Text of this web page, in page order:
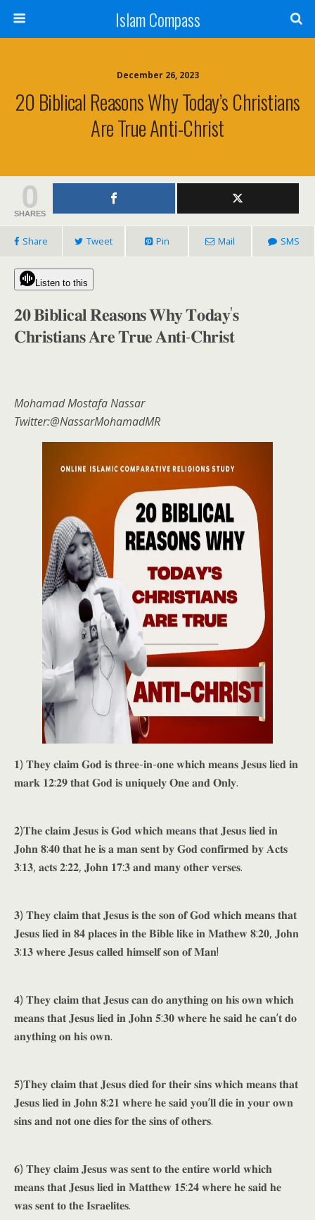
Islam Compass
December 26, 2023
20 Biblical Reasons Why Today’s Christians
Are True Anti-Christ
0
SHARES
Share Tweet Pin Mail SMS
Listen to this
𝟐𝟎 𝐁𝐢𝐛𝐥𝐢𝐜𝐚𝐥 𝐑𝐞𝐚𝐬𝐨𝐧𝐬 𝐖𝐡𝐲 𝐓𝐨𝐝𝐚𝐲’𝐬
𝐂𝐡𝐫𝐢𝐬𝐭𝐢𝐚𝐧𝐬 𝐀𝐫𝐞 𝐓𝐫𝐮𝐞 𝐀𝐧𝐭𝐢-𝐂𝐡𝐫𝐢𝐬𝐭
Mohamad Mostafa Nassar
Twitter:@NassarMohamadMR
𝟏) 𝐓𝐡𝐞𝐲 𝐜𝐥𝐚𝐢𝐦 𝐆𝐨𝐝 𝐢𝐬 𝐭𝐡𝐫𝐞𝐞-𝐢𝐧-𝐨𝐧𝐞 𝐰𝐡𝐢𝐜𝐡 𝐦𝐞𝐚𝐧𝐬 𝐉𝐞𝐬𝐮𝐬 𝐥𝐢𝐞𝐝 𝐢𝐧
𝐦𝐚𝐫𝐤 𝟏𝟐:𝟐𝟗 𝐭𝐡𝐚𝐭 𝐆𝐨𝐝 𝐢𝐬 𝐮𝐧𝐢𝐪𝐮𝐞𝐥𝐲 𝐎𝐧𝐞 𝐚𝐧𝐝 𝐎𝐧𝐥𝐲.
𝟐)𝐓𝐡𝐞 𝐜𝐥𝐚𝐢𝐦 𝐉𝐞𝐬𝐮𝐬 𝐢𝐬 𝐆𝐨𝐝 𝐰𝐡𝐢𝐜𝐡 𝐦𝐞𝐚𝐧𝐬 𝐭𝐡𝐚𝐭 𝐉𝐞𝐬𝐮𝐬 𝐥𝐢𝐞𝐝 𝐢𝐧
𝐉𝐨𝐡𝐧 𝟖:𝟒𝟎 𝐭𝐡𝐚𝐭 𝐡𝐞 𝐢𝐬 𝐚 𝐦𝐚𝐧 𝐬𝐞𝐧𝐭 𝐛𝐲 𝐆𝐨𝐝 𝐜𝐨𝐧𝐟𝐢𝐫𝐦𝐞𝐝 𝐛𝐲 𝐀𝐜𝐭𝐬
𝟑:𝟏𝟑, 𝐚𝐜𝐭𝐬 𝟐:𝟐𝟐, 𝐉𝐨𝐡𝐧 𝟏𝟕:𝟑 𝐚𝐧𝐝 𝐦𝐚𝐧𝐲 𝐨𝐭𝐡𝐞𝐫 𝐯𝐞𝐫𝐬𝐞𝐬.
𝟑) 𝐓𝐡𝐞𝐲 𝐜𝐥𝐚𝐢𝐦 𝐭𝐡𝐚𝐭 𝐉𝐞𝐬𝐮𝐬 𝐢𝐬 𝐭𝐡𝐞 𝐬𝐨𝐧 𝐨𝐟 𝐆𝐨𝐝 𝐰𝐡𝐢𝐜𝐡 𝐦𝐞𝐚𝐧𝐬 𝐭𝐡𝐚𝐭
𝐉𝐞𝐬𝐮𝐬 𝐥𝐢𝐞𝐝 𝐢𝐧 𝟖𝟒 𝐩𝐥𝐚𝐜𝐞𝐬 𝐢𝐧 𝐭𝐡𝐞 𝐁𝐢𝐛𝐥𝐞 𝐥𝐢𝐤𝐞 𝐢𝐧 𝐌𝐚𝐭𝐡𝐞𝐰 𝟖:𝟐𝟎, 𝐉𝐨𝐡𝐧
𝟑:𝟏𝟑 𝐰𝐡𝐞𝐫𝐞 𝐉𝐞𝐬𝐮𝐬 𝐜𝐚𝐥𝐥𝐞𝐝 𝐡𝐢𝐦𝐬𝐞𝐥𝐟 𝐬𝐨𝐧 𝐨𝐟 𝐌𝐚𝐧!
𝟒) 𝐓𝐡𝐞𝐲 𝐜𝐥𝐚𝐢𝐦 𝐭𝐡𝐚𝐭 𝐉𝐞𝐬𝐮𝐬 𝐜𝐚𝐧 𝐝𝐨 𝐚𝐧𝐲𝐭𝐡𝐢𝐧𝐠 𝐨𝐧 𝐡𝐢𝐬 𝐨𝐰𝐧 𝐰𝐡𝐢𝐜𝐡
𝐦𝐞𝐚𝐧𝐬 𝐭𝐡𝐚𝐭 𝐉𝐞𝐬𝐮𝐬 𝐥𝐢𝐞𝐝 𝐢𝐧 𝐉𝐨𝐡𝐧 𝟓:𝟑𝟎 𝐰𝐡𝐞𝐫𝐞 𝐡𝐞 𝐬𝐚𝐢𝐝 𝐡𝐞 𝐜𝐚𝐧’𝐭 𝐝𝐨
𝐚𝐧𝐲𝐭𝐡𝐢𝐧𝐠 𝐨𝐧 𝐡𝐢𝐬 𝐨𝐰𝐧.
𝟓)𝐓𝐡𝐞𝐲 𝐜𝐥𝐚𝐢𝐦 𝐭𝐡𝐚𝐭 𝐉𝐞𝐬𝐮𝐬 𝐝𝐢𝐞𝐝 𝐟𝐨𝐫 𝐭𝐡𝐞𝐢𝐫 𝐬𝐢𝐧𝐬 𝐰𝐡𝐢𝐜𝐡 𝐦𝐞𝐚𝐧𝐬 𝐭𝐡𝐚𝐭
𝐉𝐞𝐬𝐮𝐬 𝐥𝐢𝐞𝐝 𝐢𝐧 𝐉𝐨𝐡𝐧 𝟖:𝟐𝟏 𝐰𝐡𝐞𝐫𝐞 𝐡𝐞 𝐬𝐚𝐢𝐝 𝐲𝐨𝐮’𝐥𝐥 𝐝𝐢𝐞 𝐢𝐧 𝐲𝐨𝐮𝐫 𝐨𝐰𝐧
𝐬𝐢𝐧𝐬 𝐚𝐧𝐝 𝐧𝐨𝐭 𝐨𝐧𝐞 𝐝𝐢𝐞𝐬 𝐟𝐨𝐫 𝐭𝐡𝐞 𝐬𝐢𝐧𝐬 𝐨𝐟 𝐨𝐭𝐡𝐞𝐫𝐬.
𝟔) 𝐓𝐡𝐞𝐲 𝐜𝐥𝐚𝐢𝐦 𝐉𝐞𝐬𝐮𝐬 𝐰𝐚𝐬 𝐬𝐞𝐧𝐭 𝐭𝐨 𝐭𝐡𝐞 𝐞𝐧𝐭𝐢𝐫𝐞 𝐰𝐨𝐫𝐥𝐝 𝐰𝐡𝐢𝐜𝐡
𝐦𝐞𝐚𝐧𝐬 𝐭𝐡𝐚𝐭 𝐉𝐞𝐬𝐮𝐬 𝐥𝐢𝐞𝐝 𝐢𝐧 𝐌𝐚𝐭𝐭𝐡𝐞𝐰 𝟏𝟓:𝟐𝟒 𝐰𝐡𝐞𝐫𝐞 𝐡𝐞 𝐬𝐚𝐢𝐝 𝐡𝐞
𝐰𝐚𝐬 𝐬𝐞𝐧𝐭 𝐭𝐨 𝐭𝐡𝐞 𝐈𝐬𝐫𝐚𝐞𝐥𝐢𝐭𝐞𝐬.